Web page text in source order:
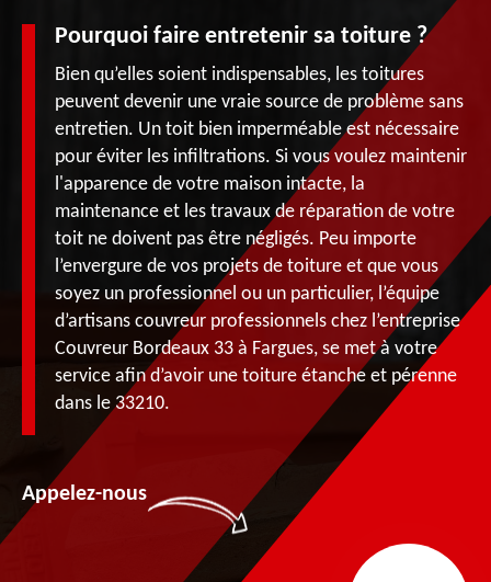
Pourquoi faire entretenir sa toiture ?
Bien qu’elles soient indispensables, les toitures
peuvent devenir une vraie source de problème sans
entretien. Un toit bien imperméable est nécessaire
pour éviter les infiltrations. Si vous voulez maintenir
l'apparence de votre maison intacte, la
maintenance et les travaux de réparation de votre
toit ne doivent pas être négligés. Peu importe
l’envergure de vos projets de toiture et que vous
soyez un professionnel ou un particulier, l’équipe
d’artisans couvreur professionnels chez l’entreprise
Couvreur Bordeaux 33 à Fargues, se met à votre
service afin d’avoir une toiture étanche et pérenne
dans le 33210.
Appelez-nous